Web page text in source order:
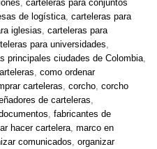
carteleras para conjuntos
de logística carteleras para
iglesias carteleras para
para universidades
principales ciudades de Colombia
como ordenar
carteleras corcho corcho
de carteleras
fabricantes de
hacer cartelera marco en
comunicados organizar